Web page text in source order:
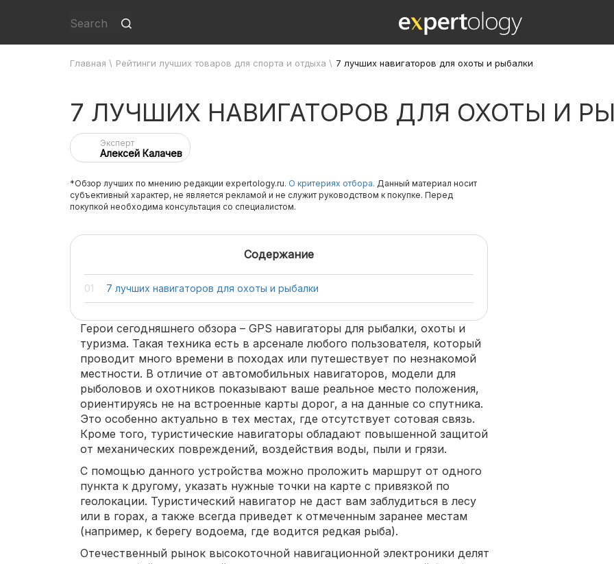
Главная \ Рейтинги лучших товаров для спорта и отдыха \ 7 лучших навигаторов для охоты и рыбалки
7 ЛУЧШИХ НАВИГАТОРОВ ДЛЯ ОХОТЫ И
Эксперт
Алексей Калачев
*Обзор лучших по мнению редакции expertology.ru. О критериях отбора. Данный материал носит
субъективный характер, не является рекламой и не служит руководством к покупке. Перед
покупкой необходима консультация со специалистом.
Содержание
7 лучших навигаторов для охоты и рыбалки
Герои сегодняшнего обзора – GPS навигаторы для рыбалки, охоты и
туризма. Такая техника есть в арсенале любого пользователя, который
проводит много времени в походах или путешествует по незнакомой
местности. В отличие от автомобильных навигаторов, модели для
рыболовов и охотников показывают ваше реальное место положения,
ориентируясь не на встроенные карты дорог, а на данные со спутника.
Это особенно актуально в тех местах, где отсутствует сотовая связь.
Кроме того, туристические навигаторы обладают повышенной защитой
от механических повреждений, воздействия воды, пыли и грязи.
С помощью данного устройства можно проложить маршрут от одного
пункта к другому, указать нужные точки на карте с привязкой по
геолокации. Туристический навигатор не даст вам заблудиться в лесу
или в горах, а также всегда приведет к отмеченным заранее местам
(например, к берегу водоема, где водится редкая рыба).
Отечественный рынок высокоточной навигационной электроники делят